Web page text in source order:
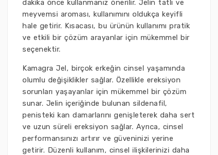
dakika önce kullanmanız önerilir. Jelin tatlı ve
meyvemsi aroması, kullanımını oldukça keyifli
hale getirir. Kısacası, bu ürünün kullanımı pratik
ve etkili bir çözüm arayanlar için mükemmel bir
seçenektir.
Kamagra Jel, birçok erkeğin cinsel yaşamında
olumlu değişiklikler sağlar. Özellikle ereksiyon
sorunları yaşayanlar için mükemmel bir çözüm
sunar. Jelin içeriğinde bulunan sildenafil,
penisteki kan damarlarını genişleterek daha sert
ve uzun süreli ereksiyon sağlar. Ayrıca, cinsel
performansınızı artırır ve güveninizi yerine
getirir. Düzenli kullanım, cinsel ilişkilerinizi daha